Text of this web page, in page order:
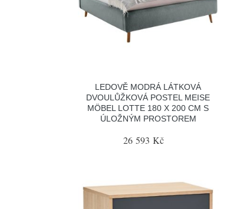
LEDOVĚ MODRÁ LÁTKOVÁ
DVOULŮŽKOVÁ POSTEL MEISE
MÖBEL LOTTE 180 X 200 CM S
ÚLOŽNÝM PROSTOREM
26 593 Kč